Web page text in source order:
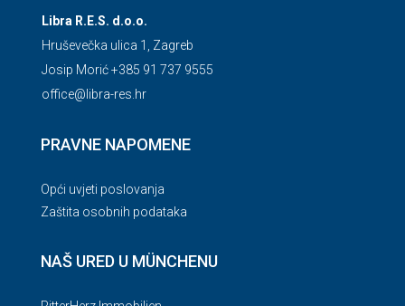
Libra R.E.S. d.o.o.
Hruševečka ulica 1, Zagreb
Josip Morić +385 91 737 9555
office@libra-res.hr
PRAVNE NAPOMENE
Opći uvjeti poslovanja
Zaštita osobnih podataka
NAŠ URED U MÜNCHENU